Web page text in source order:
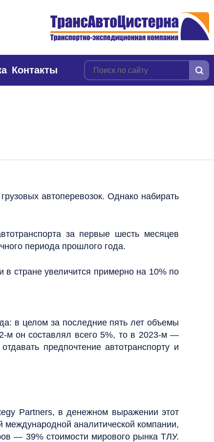
Контакты
автоперевозок. Однако набирать
за первые шесть месяцев
периода прошлого года.
в стране увеличится примерно на 10% по
в целом за последние пять лет объемы
м он составлял всего 5%, то в 2023-м —
предпочтение автотранспорту и
Partners, в денежном выражении этот
международной аналитической компании,
— 39% стоимости мирового рынка ТЛУ.